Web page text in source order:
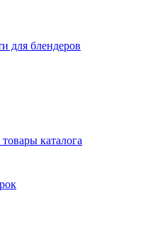
для блендеров
каталога